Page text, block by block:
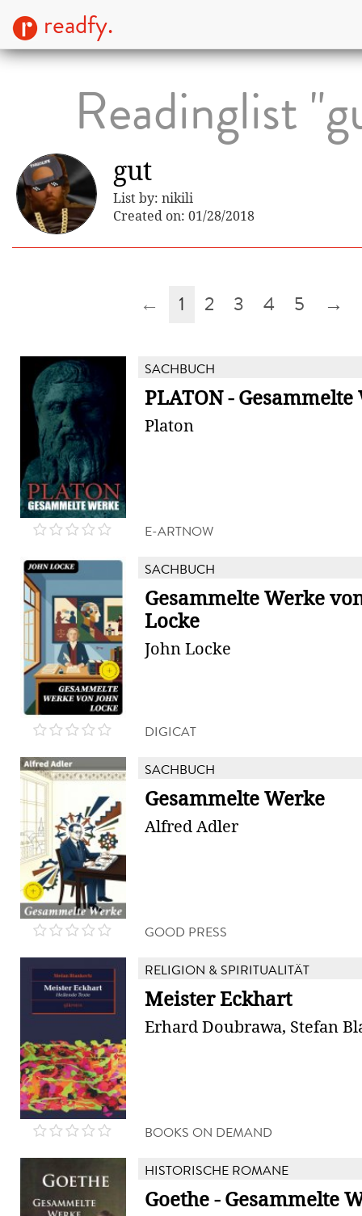
readfy.
Readinglist
gut
List by: nikili
Created on: 01/28/2018
← 1 2 3 4 5 →
SACHBUCH
PLATON - Gesammelte
Platon
E-ARTNOW
SACHBUCH
Gesammelte Werke
Locke
John Locke
DIGICAT
SACHBUCH
Gesammelte Werke
Alfred Adler
GOOD PRESS
RELIGION & SPIRITUALITÄT
Meister Eckhart
Erhard Doubrawa, Stefan
BOOKS ON DEMAND
HISTORISCHE ROMANE
Goethe - Gesammelte